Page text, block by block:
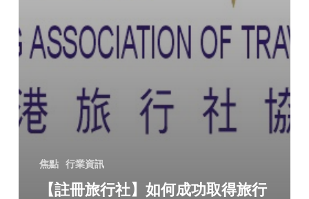
焦點 行業資訊
【註冊旅行社】如何成功取得旅行